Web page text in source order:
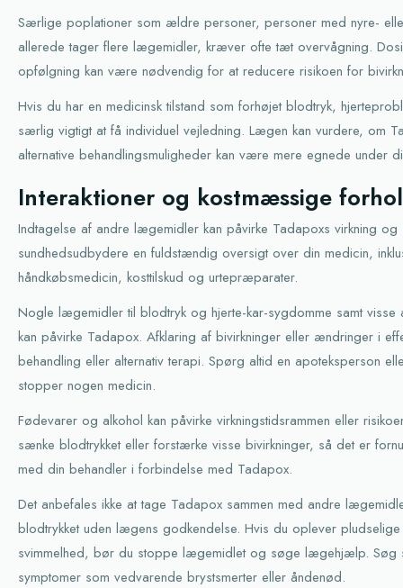
Særlige poplationer som ældre personer, personer med nyre-
allerede tager flere lægemidler, kræver ofte tæt overvågning.
opfølgning kan være nødvendig for at reducere risikoen for
Hvis du har en medicinsk tilstand som forhøjet blodtryk,
særlig vigtigt at få individuel vejledning. Lægen kan vurdere, om
alternative behandlingsmuligheder kan være mere egnede under
Interaktioner og kostmæssige
Indtagelse af andre lægemidler kan påvirke Tadapoxs virkning
sundhedsudbydere en fuldstændig oversigt over din medicin,
håndkøbsmedicin, kosttilskud og urtepræparater.
Nogle lægemidler til blodtryk og hjerte-kar-sygdomme samt visse
kan påvirke Tadapox. Afklaring af bivirkninger eller ændringer i
behandling eller alternativ terapi. Spørg altid en apoteksperson
stopper nogen medicin.
Fødevarer og alkohol kan påvirke virkningstidsrammen eller
sænke blodtrykket eller forstærke visse bivirkninger, så det er
med din behandler i forbindelse med Tadapox.
Det anbefales ikke at tage Tadapox sammen med andre
blodtrykket uden lægens godkendelse. Hvis du oplever
svimmelhed, bør du stoppe lægemidlet og søge lægehjælp. Søg
symptomer som vedvarende brystsmerter eller åndenød.